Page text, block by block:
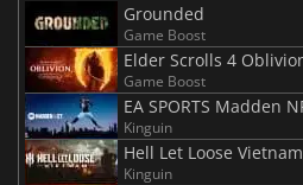
Grounded
Game Boost
Elder Scrolls 4
Game Boost
EA SPORTS Madden
Kinguin
Hell Let Loose Vietnam
Kinguin